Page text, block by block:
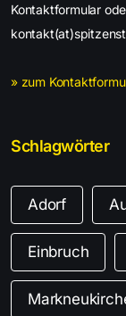
Kontaktformular
» zum
Schlagwörter
Adorf
Einbruch